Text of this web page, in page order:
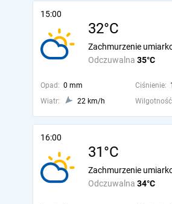
15:00
32°C
Odczuwalna 35°C
Zachmurzenie
Opad: 0 mm Ciśnienie:
Wiatr:
22 km/h
16:00
31°C
Odczuwalna 34°C
Zachmurzenie